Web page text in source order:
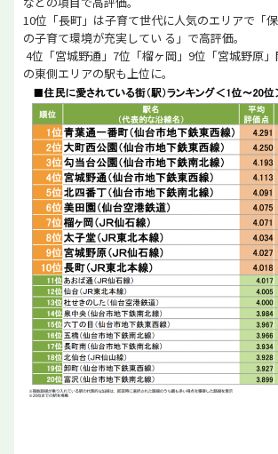
10位「長町」は子育て世代に人気のエリアで「
の子育て環境が充実してい る」で高評価。
4位「宮城野通」7位「榴ヶ岡」9位「宮城野原
の東側エリアの駅も上位に。